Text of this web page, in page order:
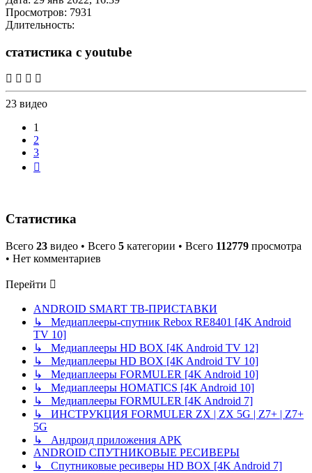
Просмотров: 7931
Длительность:
статистика с youtube
23 видео
1
2
3
Статистика
Всего 23 видео • Всего 5 категории • Всего 112779 просмотра
• Нет комментариев
Перейти
ANDROID SMART ТВ-ПРИСТАВКИ
↳ Медиаплееры-спутник Rebox RE8401 [4K Android
TV 10]
↳ Медиаплееры HD BOX [4K Android TV 12]
↳ Медиаплееры HD BOX [4K Android TV 10]
↳ Медиаплееры FORMULER [4K Android 10]
↳ Медиаплееры HOMATICS [4K Android 10]
↳ Медиаплееры FORMULER [4K Android 7]
↳ ИНСТРУКЦИЯ FORMULER ZX | ZX 5G | Z7+ | Z7+
5G
↳ Андроид приложения APK
ANDROID СПУТНИКОВЫЕ РЕСИВЕРЫ
↳ Спутниковые ресиверы HD BOX [4K Android 7]